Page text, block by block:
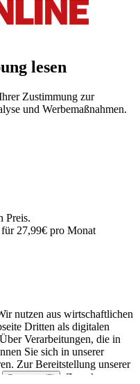
lesen
Zustimmung zur
und Werbemaßnahmen.
Preis.
27,99€ pro Monat
nutzen aus wirtschaftlichen
Dritten als digitalen
Verarbeitungen, die in
Sie sich in unserer
Zur Bereitstellung unserer
Partnern (5)
. Zwecke: